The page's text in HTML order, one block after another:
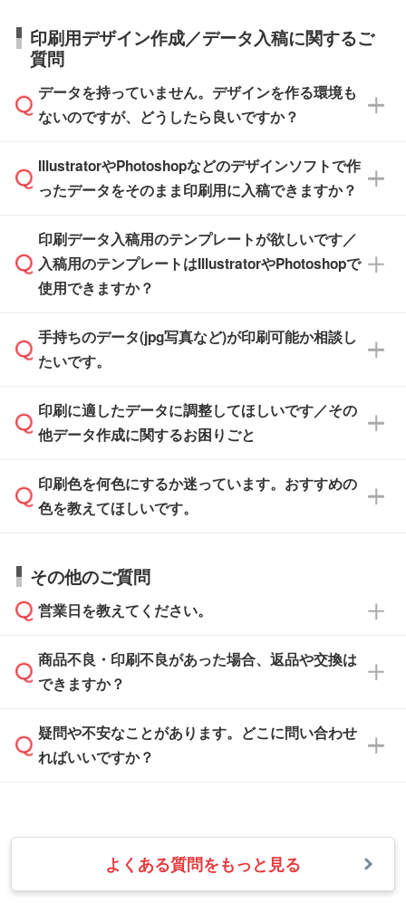
タッフまでお問い合わせください。
ル」に注文予定日をご入力いただくと、おおよ
その締切日や出荷目安をご確認いただけます。
品が決まりましたらお早めのご発注をお願いい
たします。
※土日祝日を除く営業日換算です。
※沖縄・離島は追加日数がかかります。
す。>>対象商品はこちら
※最短出荷日は商品によって異なります。各商
品ページにてご確認ください
す。(白箱、化粧箱、ブリスターパックなど)
【袋入り】 商品がひとつずつ袋に入っていま
す。(透明袋、デザイン袋など)
【個包装なし】 個包装がされていない状態で
※化粧箱から白箱への入れ替えや、オリジナル
箱の作成は原則承っておりません。
日本全国へお届けが可能です。なお、海外への
直接納品は行っておりませんので予めご了承く
ださい。
印刷用デザイン作成／データ入稿に関するご
質問
データを持っていません。デザインを作る環境も
ないのですが、どうしたら良いですか？
無料の「デザインシミュレーター」を使えば、
PCやスマホから簡単にデザインを作成できま
ザインソフトがなくても安心です。
また、「データ作成サービス
せいただければ、弊社にて無料でデザインデー
タを1点作成いたします。
IllustratorやPhotoshopなどのデザインソフトで作
ったデータをそのまま印刷用に入稿できますか？
IllustratorやPhotoshop、CLIP STUDIOなどのデ
ザインソフトでこだわりのデザインを作成した
い方は、完全データ入稿
積・ご注文フォームにアップロードしてご入稿
ください。
ご入稿後は経験豊富なスタッフがデータに不備
がないかチェックし、お客様と確認してから印
刷に進みますので、ご安心ください。
印刷データ入稿用のテンプレートが欲しいです／
入稿用のテンプレートはIllustratorやPhotoshopで
使用できますか？
一部商品は入稿用テンプレートのご用意があり
ます。各商品ページの『印刷方法・テンプレー
入稿用のテンプレートはPDF形式ですが、
IllustratorやPhotoshopで開いてご利用いただけ
方」をご確認ください。
手持ちのデータ(jpg写真など)が印刷可能か相談し
たいです。
印刷に適したデータ・解像度かどうか、担当ス
タッフが事前に確認いたします。
ムへ添付いただくか、担当スタッフ宛にメール
でお送りください。
い合わせください。
なお、印刷用データの作り方に関する詳細は、
印刷に適したデータに調整してほしいです／その
他データ作成に関するお困りごと
データ作成でお困りの際には、担当スタッフが
サポートいたしますのでお気軽にご相談くださ
から添付してお送りください。
しい
解像度の低い画像や、手書きのイラスト、写真
などを、印刷に適したベクターデータに変換し
・フルカラーデータを1色に変換してほしい
・1色印刷でグラデーションや濃淡を表現した
い
印刷色を何色にするか迷っています。おすすめの
色を教えてほしいです。
お見積・ご注文・
相談いただきますと、担当スタッフがお客様の
ご希望や商品の本体色を確認し、印刷色をご提
本体色がブラック、ネイビーなど濃色の場合は
白色か淡い色の印刷色をおすすめしておりま
本体色がナチュラルなど淡色の場合、印刷をく
っきりと目立たせたいときは濃い印刷色が、柔
らかい雰囲気にしたいときは淡い印刷色が映え
また、お選びいただいた印刷色が本体色に合わ
ない場合や仕上がりに影響しそうな場合は、ス
タッフから別の色をご案内することもございま
その他のご質問
営業日を教えてください。
営業日は平日の10:00～18:00で、土日祝日はお
休みとなります。注文・見積・お問い合わせ
速やかに対応いたします。
商品不良・印刷不良があった場合、返品や交換は
できますか？
お手数をお掛けいたしますが、至急担当スタッ
フまでご連絡ください。商品の状況を確認し、
・お届け時に商品が損傷・故障している場合
・ご注文と異なる商品が届いた場合
・印刷不良があった場合
疑問や不安なことがあります。どこに問い合わせ
ればいいですか？
業日以内に担当スタッフよりメールにてご連絡
いたします。
お急ぎの場合はお電話でのご質問も受け付けて
よくある質問をもっと見る